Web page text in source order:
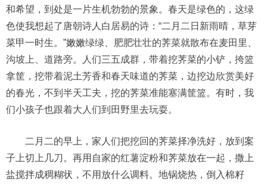
和希望，到处是一片生机勃勃的景象。春天是绿色的，这绿
色使我想起了唐朝诗人白居易的诗：“二月二日新雨晴，草芽
菜甲一时生。”嫩嫩绿绿、肥肥壮壮的荠菜就散布在麦田里、
沟坡上、道路旁。人们三五成群，带着挖荠菜的小铲，挎篮
拿筐，挖带着泥土芳香和春天味道的荠菜，边挖边欣赏美好
的春光，不到半天工夫，挖的荠菜准能塞满筐篮。有时，我
们小孩子也跟着大人们到田野里去玩耍。
二月二的早上，家人们把挖回的荠菜择净洗好，放到案
子上切上几刀。再用自家的红薯淀粉和荠菜放在一起，撒上
盐搅拌成稠糊状，不用放什么调料。地锅烧热，倒入棉籽